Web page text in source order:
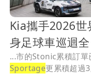
Kia攜手2026
身足球車巡迴
...市的Stonic累積訂
Sportage更累積超過